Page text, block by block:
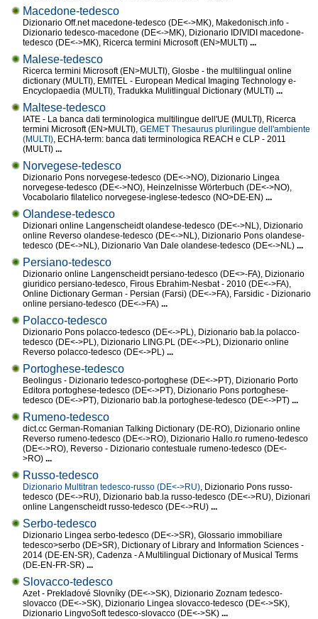
Macedone-tedesco
Dizionario Off.net macedone-tedesco (DE<->MK), Makedonisch.info -
Dizionario tedesco-macedone (DE<->MK), Dizionario IDIVIDI macedone-
tedesco (DE<->MK), Ricerca termini Microsoft (EN>MULTI) ...
Malese-tedesco
Ricerca termini Microsoft (EN>MULTI), Glosbe - the multilingual online
dictionary (MULTI), EMITEL - European Medical Imaging Technology e-
Encyclopaedia (MULTI), Tradukka Mulitlingual Dictionary (MULTI) ...
Maltese-tedesco
IATE - La banca dati terminologica multilingue dell'UE (MULTI), Ricerca
termini Microsoft (EN>MULTI), GEMET Thesaurus plurilingue dell'ambiente
(MULTI), ECHA-term: banca dati terminologica REACH e CLP - 2011
(MULTI) ...
Norvegese-tedesco
Dizionario Pons norvegese-tedesco (DE<->NO), Dizionario Lingea
norvegese-tedesco (DE<->NO), Heinzelnisse Wörterbuch (DE<->NO),
Vocabolario filatelico norvegese-inglese-tedesco (NO>DE-EN) ...
Olandese-tedesco
Dizionari online Langenscheidt olandese-tedesco (DE<->NL), Dizionario
online Reverso olandese-tedesco (DE<->NL), Dizionario Pons olandese-
tedesco (DE<->NL), Dizionario Van Dale olandese-tedesco (DE<->NL) ...
Persiano-tedesco
Dizionario online Langenscheidt persiano-tedesco (DE<>-FA), Dizionario
giuridico persiano-tedesco, Firous Ebrahim-Nesbat - 2010 (DE<->FA),
Online Dictionary German - Persian (Farsi) (DE<->FA), Farsidic - Dizionario
online persiano-tedesco (DE<->FA) ...
Polacco-tedesco
Dizionario Pons polacco-tedesco (DE<->PL), Dizionario bab.la polacco-
tedesco (DE<->PL), Dizionario LING.PL (DE<->PL), Dizionario online
Reverso polacco-tedesco (DE<->PL) ...
Portoghese-tedesco
Beolingus - Dizionario tedesco-portoghese (DE<->PT), Dizionario Porto
Editora portoghese-tedesco (DE<->PT), Dizionario Pons portoghese-
tedesco (DE<->PT), Dizionario bab.la portoghese-tedesco (DE<->PT) ...
Rumeno-tedesco
dict.cc German-Romanian Talking Dictionary (DE-RO), Dizionario online
Reverso rumeno-tedesco (DE<->RO), Dizionario Hallo.ro rumeno-tedesco
(DE<->RO), Reverso - Dizionario contestuale rumeno-tedesco (DE<-
>RO) ...
Russo-tedesco
Dizionario Multitran tedesco-russo (DE<->RU), Dizionario Pons russo-
tedesco (DE<->RU), Dizionario bab.la russo-tedesco (DE<->RU), Dizionari
online Langenscheidt russo-tedesco (DE<->RU) ...
Serbo-tedesco
Dizionario Lingea serbo-tedesco (DE<->SR), Glossario immobiliare
tedesco>serbo (DE>SR), Dictionary of Library and Information Sciences -
2014 (DE-EN-SR), Cadenza - A Multilingual Dictionary of Musical Terms
(DE-EN-FR-SR) ...
Slovacco-tedesco
Azet - Prekladové Slovníky (DE<->SK), Dizionario Zoznam tedesco-
slovacco (DE<->SK), Dizionario Lingea slovacco-tedesco (DE<->SK),
Dizionario LingvoSoft tedesco-slovacco (DE<->SK) ...